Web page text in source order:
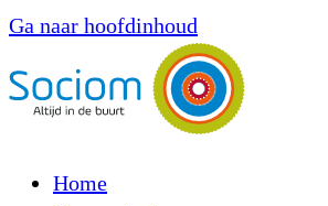
Ga naar hoofdinhoud
Home